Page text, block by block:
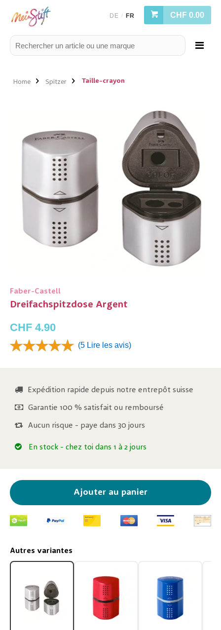
DE / FR CHF 0.00
Home Spitzer Taille-crayon
Faber-Castell
Dreifachspitzdose Argent
CHF 4.90
(5 Lire les avis)
Expédition rapide depuis notre entrepôt suisse
Garantie 100 % satisfait ou remboursé
Aucun risque - paye dans 30 jours
En stock - chez toi dans 1 à 2 jours
Ajouter au panier
Autres variantes